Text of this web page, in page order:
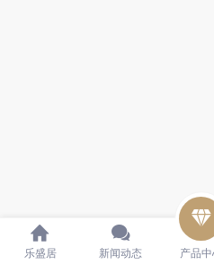
乐盛居 新闻动态 产品